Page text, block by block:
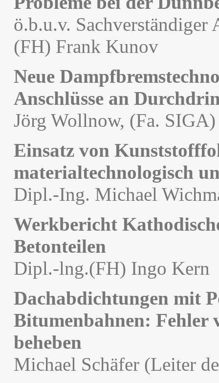
ö.b.u.v.
(FH) Frank Kunov
Neue
Anschlüsse an
Jörg Wollnow, (Fa. SIGA)
Einsatz von
materialtechnologisch
Dipl.-Ing. Michael
Werkbericht
Betonteilen
Dipl.-lng.(FH) Ingo Kern
Dachabdichtungen mit
Bitumenbahnen: Fehler
beheben
Michael Schäfer (Leiter